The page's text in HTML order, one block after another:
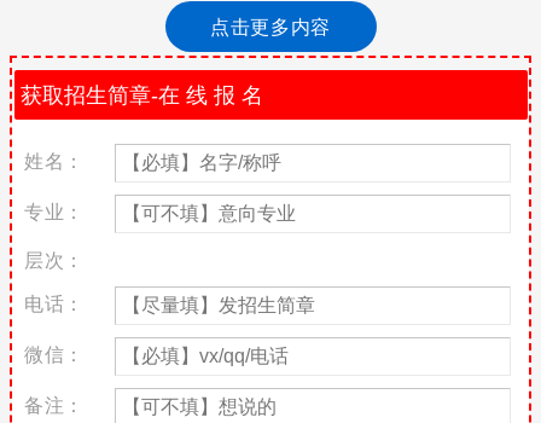
报考学校时同学们最担心的就是自己成绩达到了心仪的学校的最低
录取分数线，但是个人条件却不符合学校的招生要求，同时这也是
家长们最担心的问题。那么，接下来小编将带大家了解一下广州松
田职业学院2021年的报名条件是什么，该校又有怎样的招生要求和
招生对象是什么。
一、招生信息
广州松田职业学院是一所计算机和建筑类专业出众的全日制学校，
同时也和母体学校进行资源共享和师资力量联合，合作交流的学
校。很多同学们都想报考该校，那么，该校的招生对象是怎样的
呢？小编为同学们查阅到该校的招生对象主要是面向高中生，当然
该校也有艺术生和体育生等。对于那些喜欢计算机专业的同学，报
考这所学校是非常合适的。该校的要求并不高，相信很多同学们都
可以达到。
二、报名信息
点击更多内容
姓名：
专业：
层次：
电话：
微信：
备注：